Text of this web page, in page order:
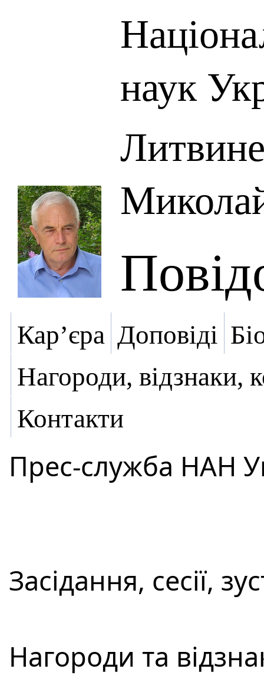
наук
Кар’єра Доповіді
Нагороди, відзнаки,
Контакти
Прес-служба НАН
Засідання, сесії,
Нагороди та